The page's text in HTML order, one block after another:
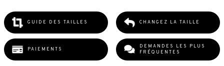
GUIDE DES TAILLES CHANGEZ LA TAILLE
PAIEMENTS
DEMANDES LES PLUS
FRÉQUENTES